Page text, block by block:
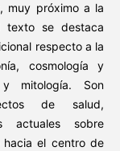
muy próximo a la
texto se destaca
respecto a la
cosmología y
mitología. Son
de salud,
actuales sobre
el centro de